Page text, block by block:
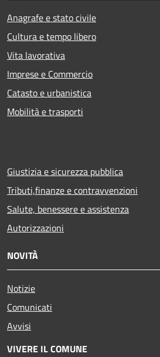
Anagrafe e stato civile
Cultura e tempo libero
Vita lavorativa
Imprese e Commercio
Catasto e urbanistica
Mobilità e trasporti
Giustizia e sicurezza pubblica
Tributi,finanze e contravvenzioni
Salute, benessere e assistenza
Autorizzazioni
NOVITÀ
Notizie
Comunicati
Avvisi
VIVERE IL COMUNE